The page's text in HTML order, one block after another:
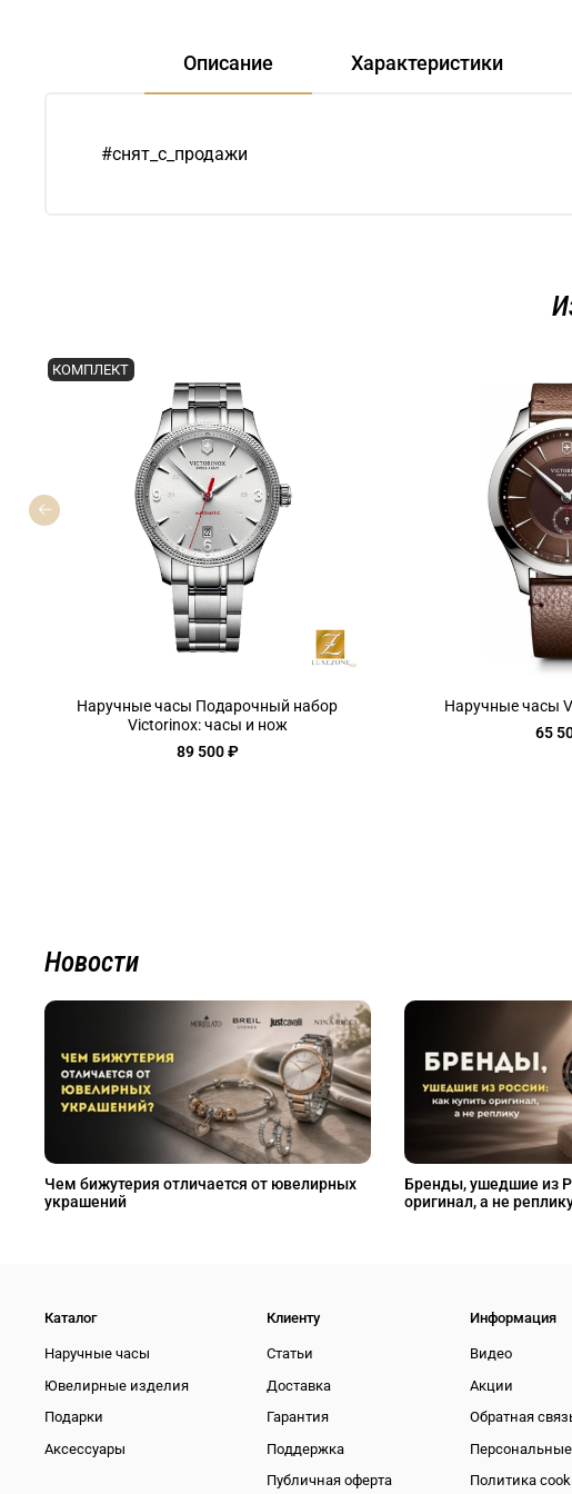
Описание Характеристики
#снят_с_продажи
КОМПЛЕКТ
Наручные часы Подарочный набор
Victorinox: часы и нож
89 500 ₽
Наручные часы
65
Новости
Чем бижутерия отличается от ювелирных
украшений
Бренды, ушедшие из
оригинал, а не
Каталог
Наручные часы
Ювелирные изделия
Подарки
Аксессуары
Клиенту
Статьи
Доставка
Гарантия
Поддержка
Публичная оферта
Информация
Видео
Акции
Обратная
Политика